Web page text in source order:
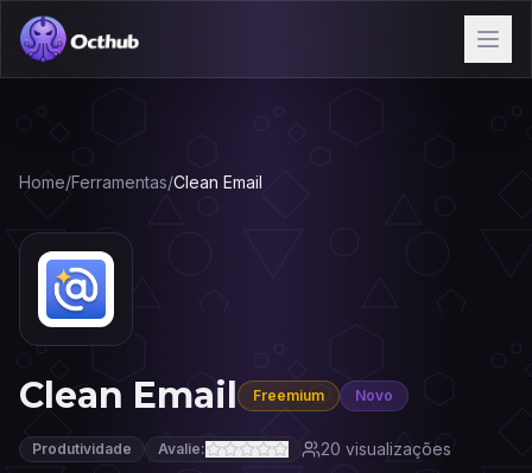
Home/Ferramentas/Clean Email
Clean Email Freemium Novo
Produtividade Avalie: 20 visualizações